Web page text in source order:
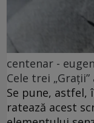
centenar -
Cele trei
Se pune, astfel,
ratează acest